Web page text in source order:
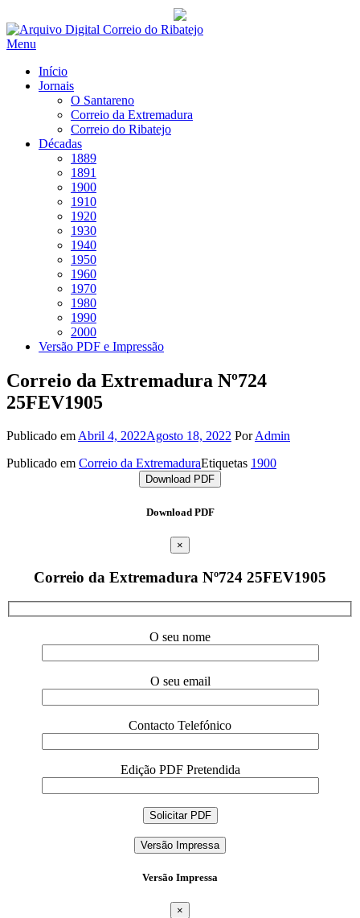
Saltar
para
Menu
Início
Jornais
O Santareno
Correio da Extremadura
Correio do Ribatejo
Décadas
1889
1891
1900
1910
1920
1930
1940
1950
1960
1970
1980
1990
2000
Versão PDF e Impressão
Correio da Extremadura Nº724
25FEV1905
Publicado emAbril 4, 2022Agosto 18, 2022 PorAdmin
Publicado em Correio da ExtremaduraEtiquetas 1900
Download PDF
Download PDF
×
Correio da Extremadura Nº724 25FEV1905
O seu nome
O seu email
Contacto Telefónico
Edição PDF Pretendida
Versão Impressa
Versão Impressa
×